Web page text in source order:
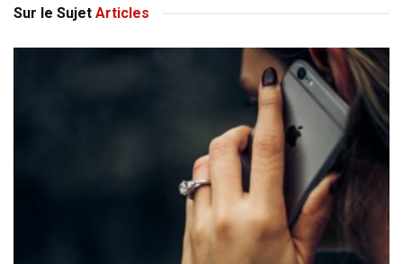
Sur le Sujet Articles